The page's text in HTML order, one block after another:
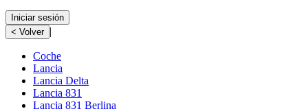
Iniciar sesión
< Volver |
Coche
Lancia
Lancia Delta
Lancia 831
Lancia 831 Berlina